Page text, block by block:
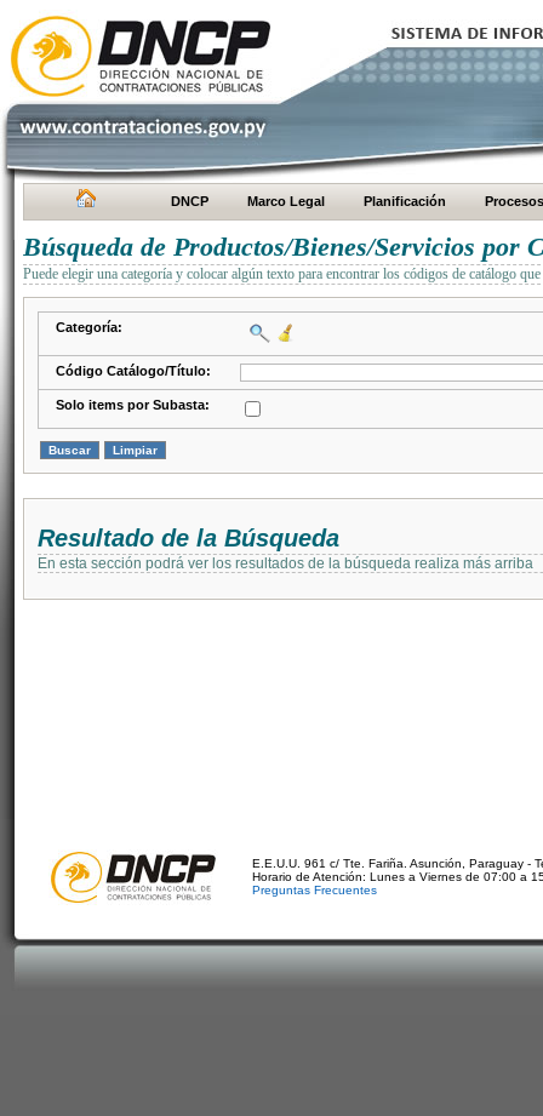
DNCP Marco Legal Planificación Procesos
Búsqueda de Productos/Bienes/Servicios por
Puede elegir una categoría y colocar algún texto para encontrar los códigos de catálogo
Categoría:
Código Catálogo/Título:
Solo items por Subasta:
Resultado de la Búsqueda
En esta sección podrá ver los resultados de la búsqueda realiza más arriba
E.E.U.U. 961 c/ Tte. Fariña. Asunción, Paraguay -
Horario de Atención: Lunes a Viernes de 07:00 a
Preguntas Frecuentes